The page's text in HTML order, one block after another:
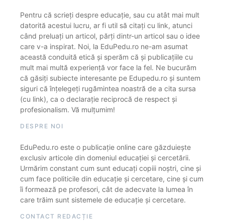
Pentru că scrieți despre educație, sau cu atât mai mult
datorită acestui lucru, ar fi util să citați cu link, atunci
când preluați un articol, părți dintr-un articol sau o idee
care v-a inspirat. Noi, la EduPedu.ro ne-am asumat
această conduită etică și sperăm că și publicațiile cu
mult mai multă experiență vor face la fel. Ne bucurăm
că găsiți subiecte interesante pe Edupedu.ro și suntem
siguri că înțelegeți rugămintea noastră de a cita sursa
(cu link), ca o declarație reciprocă de respect și
profesionalism. Vă mulțumim!
DESPRE NOI
EduPedu.ro este o publicație online care găzduiește
exclusiv articole din domeniul educației și cercetării.
Urmărim constant cum sunt educați copiii noștri, cine și
cum face politicile din educație și cercetare, cine și cum
îi formează pe profesori, cât de adecvate la lumea în
care trăim sunt sistemele de educație și cercetare.
CONTACT REDACȚIE